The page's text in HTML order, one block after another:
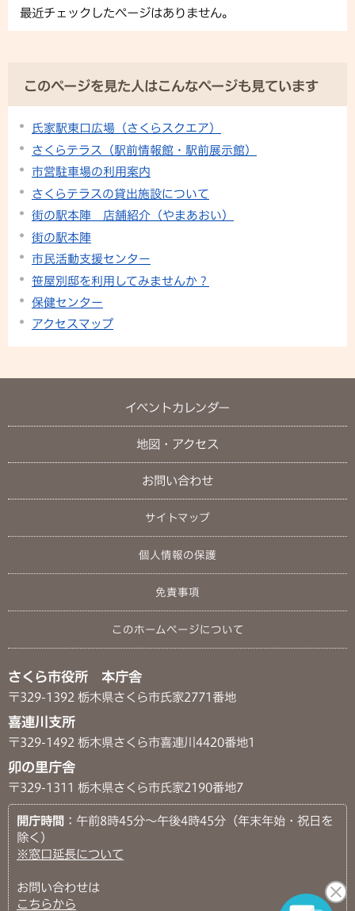
最近チェックしたページはありません。
このページを見た人はこんなページも見ています
氏家駅東口広場（さくらスクエア）
さくらテラス（駅前情報館・駅前展示館）
市営駐車場の利用案内
さくらテラスの貸出施設について
街の駅本陣 店舗紹介（やまあおい）
街の駅本陣
市民活動支援センター
笹屋別邸を利用してみませんか？
保健センター
アクセスマップ
イベントカレンダー
地図・アクセス
お問い合わせ
サイトマップ
個人情報の保護
免責事項
このホームページについて
さくら市役所 本庁舎
〒329-1392 栃木県さくら市氏家2771番地
喜連川支所
〒329-1492 栃木県さくら市喜連川4420番地1
卯の里庁舎
〒329-1311 栃木県さくら市氏家2190番地7
開庁時間 ：午前8時45分～午後4時45分（年末年始・祝日を
除く）
※窓口延長について
お問い合わせは
こちらから